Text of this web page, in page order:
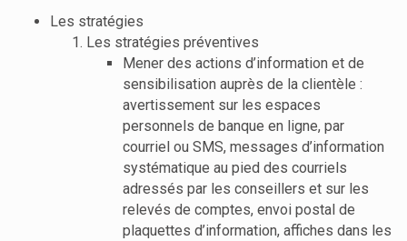
Les stratégies
Les stratégies préventives
Mener des actions d’information et de
sensibilisation auprès de la clientèle :
avertissement sur les espaces
personnels de banque en ligne, par
courriel ou SMS, messages d’information
systématique au pied des courriels
adressés par les conseillers et sur les
relevés de comptes, envoi postal de
plaquettes d’information, affiches dans les